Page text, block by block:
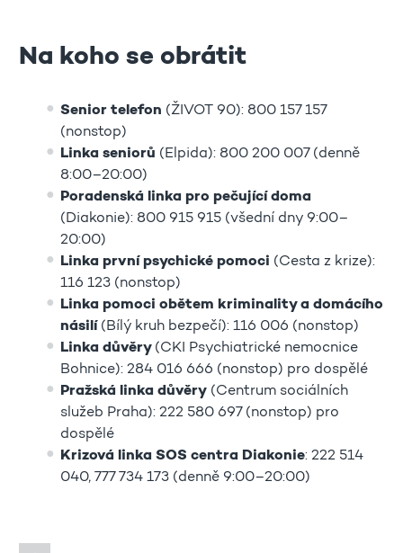
Na koho se obrátit
Senior telefon (ŽIVOT 90): 800 157 157
(nonstop)
Linka seniorů (Elpida): 800 200 007 (denně
8:00–20:00)
Poradenská linka pro pečující doma
(Diakonie): 800 915 915 (všední dny 9:00–
20:00)
Linka první psychické pomoci (Cesta z krize):
116 123 (nonstop)
Linka pomoci obětem kriminality a domácího
násilí (Bílý kruh bezpečí): 116 006 (nonstop)
Linka důvěry (CKI Psychiatrické nemocnice
Bohnice): 284 016 666 (nonstop) pro dospělé
Pražská linka důvěry (Centrum sociálních
služeb Praha): 222 580 697 (nonstop) pro
dospělé
Krizová linka SOS centra Diakonie: 222 514
040, 777 734 173 (denně 9:00–20:00)